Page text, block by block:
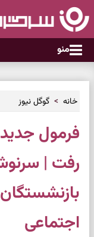
منو
خانه گوگل نیوز
فرمول
رفت |
اجتماعی